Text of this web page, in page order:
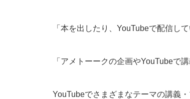
「本を出したり、YouTubeで配信し
「アメトーークの企画やYouTubeで
YouTubeでさまざまなテーマの講義